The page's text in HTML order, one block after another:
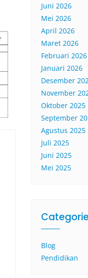
Juni 2026
Mei 2026
April 2026
Maret 2026
Februari 2026
Januari 2026
Desember
November
Oktober 2025
September
Agustus 2025
Juli 2025
Juni 2025
Mei 2025
Blog
Pendidikan